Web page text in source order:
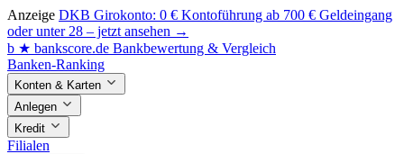
Anzeige DKB Girokonto: 0 € Kontoführung ab 700 € Geldeingang
oder unter 28 – jetzt ansehen →
b ★ bankscore.de Bankbewertung & Vergleich
Banken-Ranking
Konten & Karten
Anlegen
Kredit
Filialen